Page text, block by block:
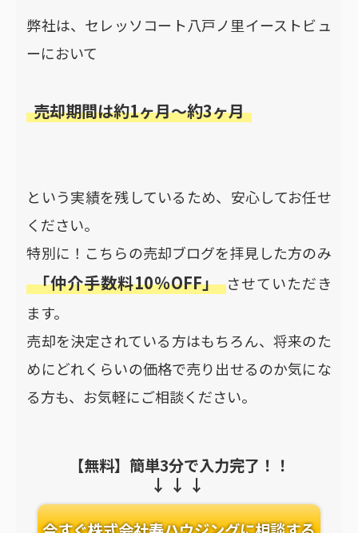
弊社は、セレッソコート八戸ノ里イーストビュ
ーにおいて
売却期間は約1ヶ月〜約3ヶ月
という実績を残しているため、安心してお任せ
ください。
特別に！こちらの売却ブログを拝見した方のみ
「仲介手数料10％OFF」 させていただき
ます。
売却を決定されている方はもちろん、将来のた
めにどれくらいの価格で売り出せるのか気にな
る方も、お気軽にご相談ください。
【無料】簡単3分で入力完了！！